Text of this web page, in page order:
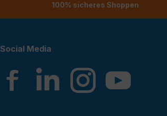
100% sicheres Shoppen
Social Media